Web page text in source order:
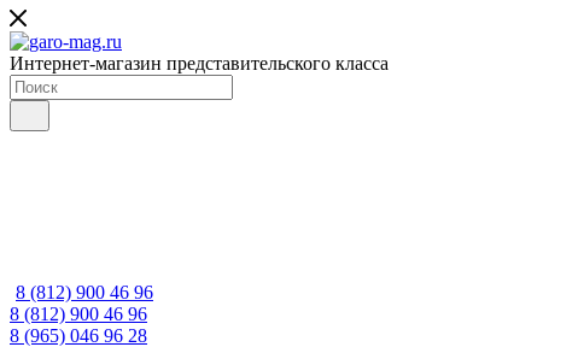
Интернет-магазин представительского класса
8 (812) 900 46 96
8 (812) 900 46 96
8 (965) 046 96 28